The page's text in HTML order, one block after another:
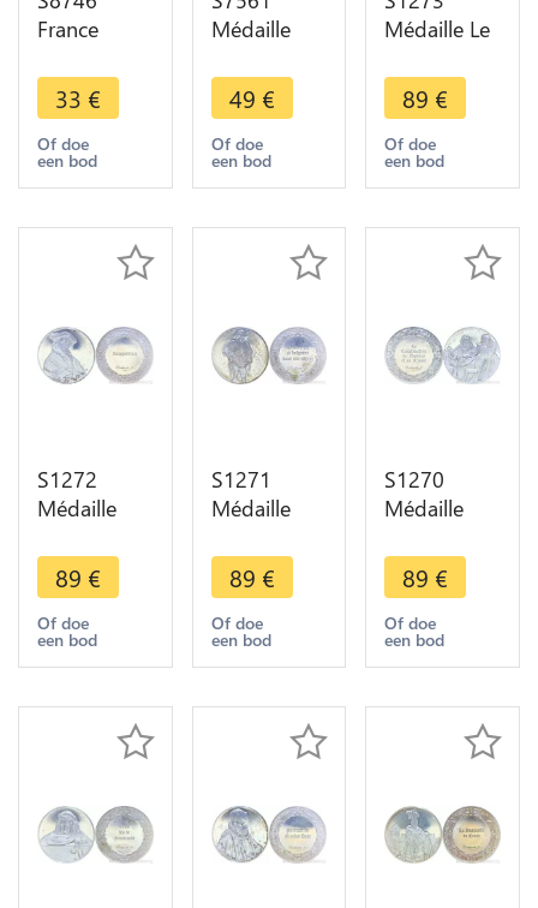
France
Présence
Octogonal
Société
Agriculture
delongueil
33 €
Of doe
een bod
Médaille
Epargne
Pontivy
Morbihan
1837
49 €
Of doe
een bod
Médaille Le
guérissant
les malades
Rembrandt
1649
Silver UNC
89 €
Of doe
een bod
S1272
Médaille
Rembrandt
1640 Silver
950/1000
Proof ->
89 €
Of doe
een bod
S1271
Médaille
Baignade
Rivière
Rembrandt
1655 Silver
Offer
89 €
Of doe
een bod
S1270
Médaille
Navires
femme
Rembrandt
1633 Silver
Proof
89 €
Of doe
een bod